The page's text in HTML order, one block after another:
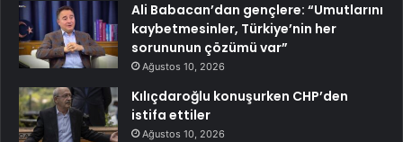
Ali Babacan’dan gençlere: “Umutlarını
kaybetmesinler, Türkiye’nin her
sorununun çözümü var”
Ağustos 10, 2026
Kılıçdaroğlu konuşurken CHP’den
istifa ettiler
Ağustos 10, 2026